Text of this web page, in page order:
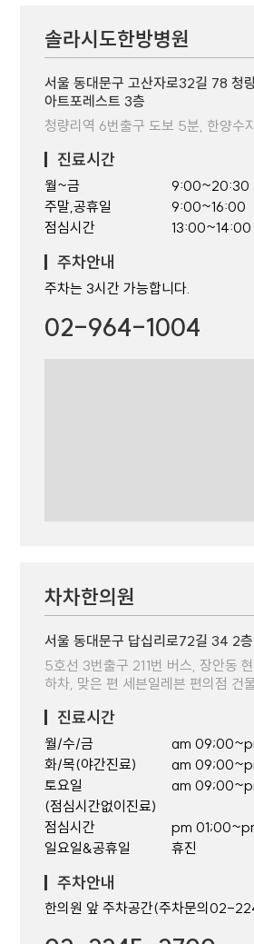
솔라시도한방병원
서울 동대문구 고산자로32길 78 청
아트포레스트 3층
청량리역 6번출구 도보 5분, 한양수
진료시간
월~금
주말,공휴일
점심시간
9:00~20:30
9:00~16:00
13:00~14:00
주차안내
주차는 3시간 가능합니다.
02-964-1004
차차한의원
서울 동대문구 답십리로72길 34 2
5호선 3번출구 211번 버스, 장안동
하차, 맞은 편 세븐일레븐 편의점 건
진료시간
월/수/금
화/목(야간진료)
토요일
(점심시간없이진료)
점심시간
일요일&공휴일
am
am
am
pm
휴진
주차안내
한의원 앞 주차공간(주차문의02-